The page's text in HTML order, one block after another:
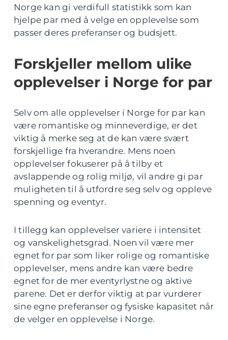
Norge kan gi verdifull statistikk som kan
hjelpe par med å velge en opplevelse som
passer deres preferanser og budsjett.
Forskjeller mellom ulike
opplevelser i Norge for par
Selv om alle opplevelser i Norge for par kan
være romantiske og minneverdige, er det
viktig å merke seg at de kan være svært
forskjellige fra hverandre. Mens noen
opplevelser fokuserer på å tilby et
avslappende og rolig miljø, vil andre gi par
muligheten til å utfordre seg selv og oppleve
spenning og eventyr.
I tillegg kan opplevelser variere i intensitet
og vanskelighetsgrad. Noen vil være mer
egnet for par som liker rolige og romantiske
opplevelser, mens andre kan være bedre
egnet for de mer eventyrlystne og aktive
parene. Det er derfor viktig at par vurderer
sine egne preferanser og fysiske kapasitet når
de velger en opplevelse i Norge.